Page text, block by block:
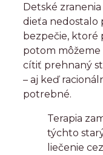
Detské
dieťa nedostalo
bezpečie, ktoré
potom môžeme
cítiť prehnaný
– aj keď
potrebné.
Terapia
týchto
liečenie